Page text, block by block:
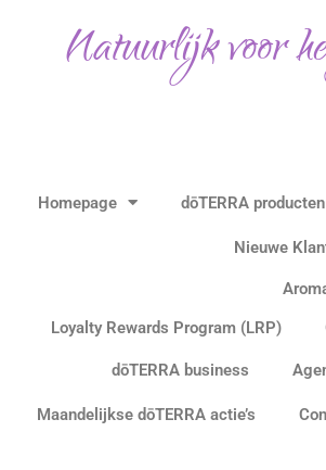
Natuurlijk voor
Homepage dōTERRA
Nieuwe
Loyalty Rewards Program (LRP)
dōTERRA business
Maandelijkse dōTERRA actie’s